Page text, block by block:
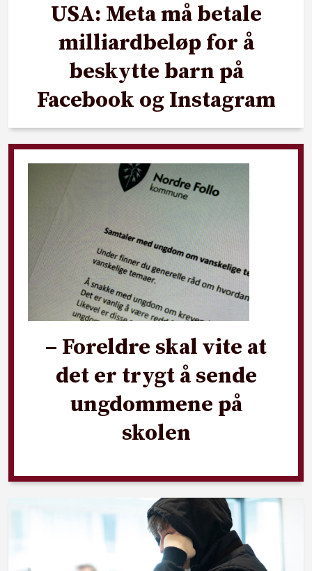
USA: Meta må betale
milliardbeløp for å
beskytte barn på
Facebook og Instagram
– Foreldre skal vite at
det er trygt å sende
ungdommene på
skolen